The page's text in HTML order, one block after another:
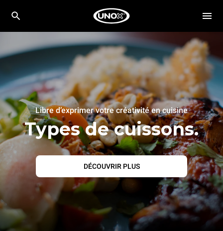
Libre d’exprimer votre créativité en cuisine
Types de cuissons.
DÉCOUVRIR PLUS